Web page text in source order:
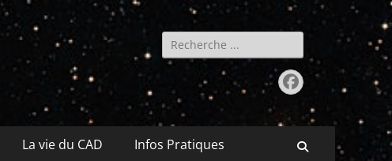
Rechercher :
Facebook
La vie du CAD Infos Pratiques Recherche